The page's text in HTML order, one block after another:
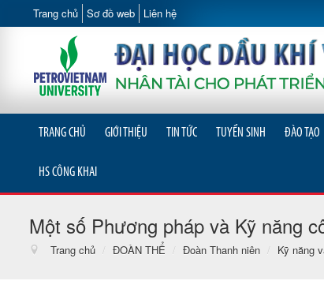
Trang chủ Sơ đồ web Liên hệ
TRANG CHỦ GIỚI THIỆU TIN TỨC TUYỂN SINH ĐÀO TẠO
HS CÔNG KHAI
Một số Phương pháp và Kỹ năng
Trang chủ / ĐOÀN THỂ / Đoàn Thanh niên / Kỹ năng